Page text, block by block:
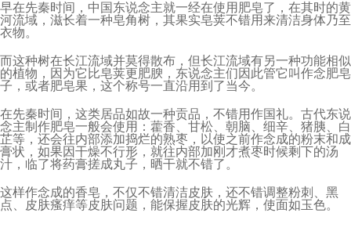
早在先秦时间，中国东说念主就一经在使用肥皂了，在其时的黄
河流域，滋长着一种皂角树，其果实皂荚不错用来清洁身体乃至
衣物。
而这种树在长江流域并莫得散布，但长江流域有另一种功能相似
的植物，因为它比皂荚更肥腴，东说念主们因此管它叫作念肥皂
子，或者肥皂果，这个称号一直沿用到了当今。
在先秦时间，这类居品如故一种贡品，不错用作国礼。古代东说
念主制作肥皂一般会使用：藿香、甘松、朝脑、细辛、猪胰、白
芷等，还会往内部添加捣烂的熟枣，以使之前作念成的粉末和成
膏状，如果因干燥不行形，就往内部加刚才煮枣时候剩下的汤
汁，临了将药膏搓成丸子，晒干就不错了。
这样作念成的香皂，不仅不错清洁皮肤，还不错调整粉刺、黑
点、皮肤瘙痒等皮肤问题，能保握皮肤的光辉，使面如玉色。